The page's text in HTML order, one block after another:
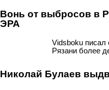
Вонь от выбросов в
ЭРА
Vidsboku
Рязани более
Николай Булаев